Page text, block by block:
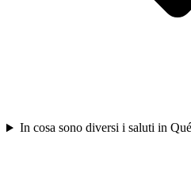
In cosa sono diversi i saluti in